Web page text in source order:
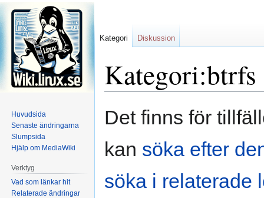
Kategori:btrfs
till
till
Det finns för
kan söka efter
söka i relaterade
Kategori Diskussion
Huvudsida
Senaste ändringarna
Slumpsida
Hjälp om MediaWiki
Verktyg
Vad som länkar hit
Relaterade ändringar